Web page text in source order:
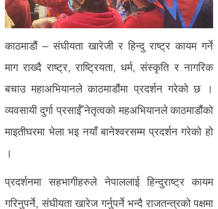
काठमाडौं – संघीयता खारेजी र हिन्दु राष्ट्र कायम गर्ने
माग राख्दै राष्ट्र, राष्ट्रियता, धर्म, संस्कृति र नागरिक
बचाउ महाअभियानले काठमाडौंमा प्रदर्शन गरेको छ ।
व्यवसायी दुर्गा प्रसाईँ नेतृत्वको महअभियानले काठमाडौंको
माइतीघरमा भेला भइ नयाँ बानेश्वरसम्म प्रदर्शन गरेको हो
।
प्रदर्शनमा सहभागीहरुले नेपाललाई हिन्दुराष्ट्र कायम
गरिनुपर्ने, संघीयता खारेज गर्नुपर्ने भन्दै राजतन्त्रको पक्षमा